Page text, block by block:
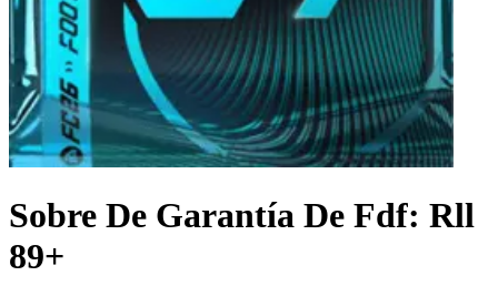
Sobre De Garantía De Fdf: Rll
89+